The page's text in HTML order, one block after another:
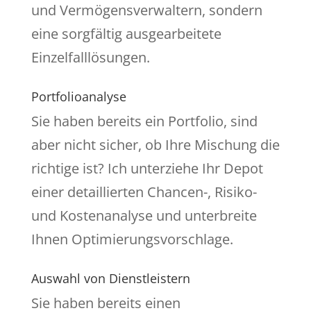
und Vermögensverwaltern, sondern
eine sorgfältig ausgearbeitete
Einzelfalllösungen.
Portfolioanalyse
Sie haben bereits ein Portfolio, sind
aber nicht sicher, ob Ihre Mischung die
richtige ist? Ich unterziehe Ihr Depot
einer detaillierten Chancen-, Risiko-
und Kostenanalyse und unterbreite
Ihnen Optimierungsvorschlage.
Auswahl von Dienstleistern
Sie haben bereits einen